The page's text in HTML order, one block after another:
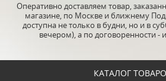
Оперативно доставляем товар,
магазине, по Москве и ближнему
доступна не только в будни, но и в
вечером), а по договоренности -
КАТАЛОГ